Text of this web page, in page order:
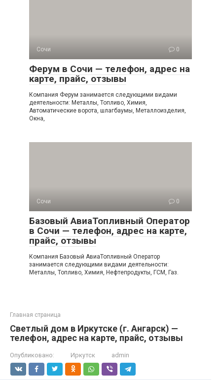
Сочи 0
Ферум в Сочи — телефон, адрес на
карте, прайс, отзывы
Компания Ферум занимается следующими видами
деятельности: Металлы, Топливо, Химия,
Автоматические ворота, шлагбаумы, Металлоизделия,
Окна,
Сочи 0
Базовый АвиаТопливный Оператор
в Сочи — телефон, адрес на карте,
прайс, отзывы
Компания Базовый АвиаТопливный Оператор
занимается следующими видами деятельности:
Металлы, Топливо, Химия, Нефтепродукты, ГСМ, Газ.
Главная страница
Светлый дом в Иркутске (г. Ангарск) —
телефон, адрес на карте, прайс, отзывы
Опубликовано: Иркутск admin